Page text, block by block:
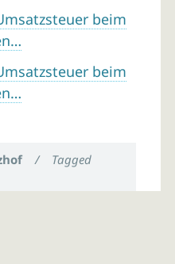
beim
beim
/
Tagged